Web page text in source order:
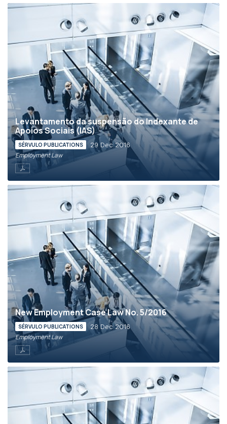
Levantamento da suspensão do Indexante de
Apoios Sociais (IAS)
SÉRVULO PUBLICATIONS 29 Dec 2016
Employment Law
New Employment Case Law No. 5/2016
SÉRVULO PUBLICATIONS 28 Dec 2016
Employment Law